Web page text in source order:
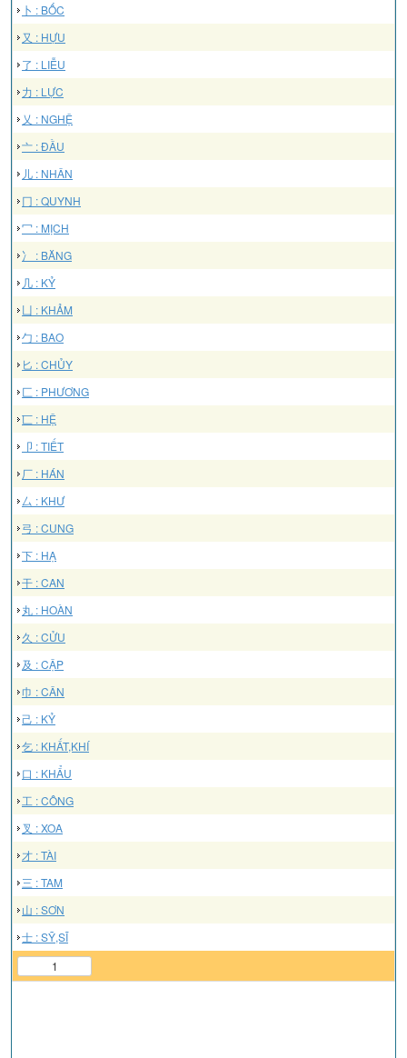
卜 : BỐC
又 : HỰU
了 : LIỄU
力 : LỰC
乂 : NGHỆ
亠 : ĐẦU
儿 : NHÂN
冂 : QUYNH
冖 : MỊCH
冫 : BĂNG
几 : KỶ
凵 : KHẢM
勹 : BAO
匕 : CHỦY
匚 : PHƯƠNG
匸 : HỆ
卩 : TIẾT
厂 : HÁN
厶 : KHƯ
弓 : CUNG
下 : HẠ
干 : CAN
丸 : HOÀN
久 : CỬU
及 : CẬP
巾 : CÂN
己 : KỶ
乞 : KHẤT,KHÍ
口 : KHẨU
工 : CÔNG
叉 : XOA
才 : TÀI
三 : TAM
山 : SƠN
士 : SỸ,SĨ
1